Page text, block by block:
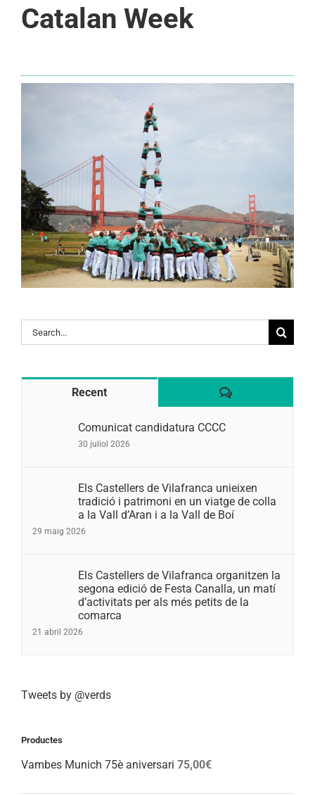
Catalan Week
Search
for:
Recent Comentaris
Comunicat candidatura CCCC
30 juliol 2026
Els Castellers de Vilafranca unieixen
tradició i patrimoni en un viatge de colla
a la Vall d’Aran i a la Vall de Boí
29 maig 2026
Els Castellers de Vilafranca organitzen la
segona edició de Festa Canalla, un matí
d’activitats per als més petits de la
comarca
21 abril 2026
Tweets by @verds
Productes
Vambes Munich 75è aniversari 75,00€